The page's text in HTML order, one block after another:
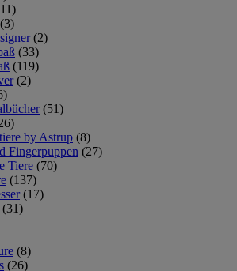
(3)
(2)
(33)
(119)
(2)
(51)
by Astrup (8)
Fingerpuppen (27)
Tiere (70)
(137)
(17)
(31)
(8)
(26)